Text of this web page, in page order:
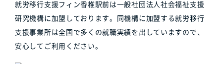
就労移行支援フィン香椎駅前は一般社団法人社会福祉支援
研究機構に加盟しております。同機構に加盟する就労移行
支援事業所は全国で多くの就職実績を出していますので、
安心してご利用ください。